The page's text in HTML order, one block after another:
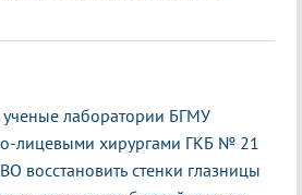
ученые лаборатории БГМУ
лицевыми хирургами ГКБ № 21
восстановить стенки глазницы